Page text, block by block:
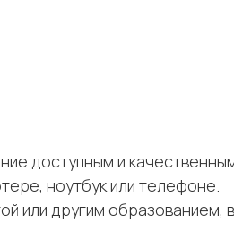
доступным и
ноутбук или телефоне.
или другим образованием,